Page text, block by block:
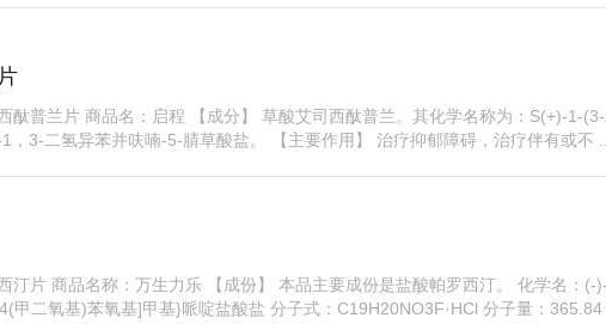
酞普兰片 商品名：启程 【成分】 草酸艾司西酞普兰。其化学名称为：S(+)-1-
，3-二氢异苯并呋喃-5-腈草酸盐。 【主要作用】 治疗抑郁障碍，治疗伴有或不 ...
汀片 商品名称：万生力乐 【成份】 本品主要成份是盐酸帕罗西汀。 化学名：(-
甲二氧基)苯氧基]甲基}哌啶盐酸盐 分子式：C19H20NO3F·HCl 分子量：365.84